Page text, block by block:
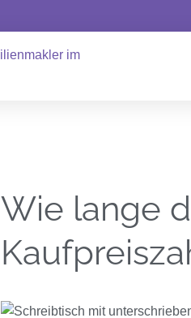
Wie lange